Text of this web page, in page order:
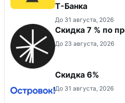
Т-Банка
До 31 августа, 2026
Скидка 7 % по
До 23 августа, 2026
Скидка 6%
До 31 августа, 2026